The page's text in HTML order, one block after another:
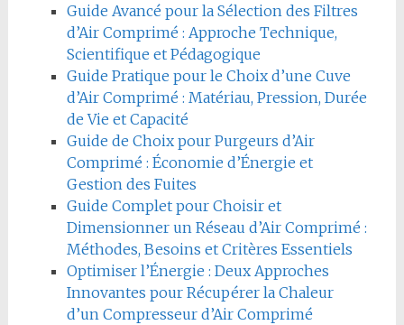
Guide Avancé pour la Sélection des Filtres
d’Air Comprimé : Approche Technique,
Scientifique et Pédagogique
Guide Pratique pour le Choix d’une Cuve
d’Air Comprimé : Matériau, Pression, Durée
de Vie et Capacité
Guide de Choix pour Purgeurs d’Air
Comprimé : Économie d’Énergie et
Gestion des Fuites
Guide Complet pour Choisir et
Dimensionner un Réseau d’Air Comprimé :
Méthodes, Besoins et Critères Essentiels
Optimiser l’Énergie : Deux Approches
Innovantes pour Récupérer la Chaleur
d’un Compresseur d’Air Comprimé